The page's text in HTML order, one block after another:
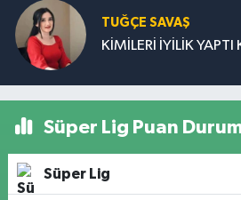
TUĞÇE SAVAŞ
KİMİLERİ İYİLİK YAPTI
Süper Lig Puan
Süper Lig